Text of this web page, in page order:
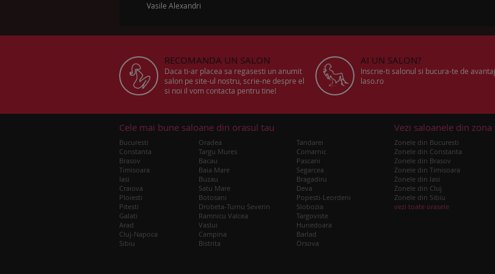
Vasile Alexandri
RECOMANDA UN SALON
Daca ti-ar placea sa regasesti un anumit
salon pe site-ul nostru, scrie-ne despre el
si noi il vom contacta pentru tine!
AI UN SALON?
Inscrie-ti salonul si bucura-te de
laso.ro
Cele mai bune saloane din orasul tau
Bucuresti
Constanta
Brasov
Timisoara
Iasi
Craiova
Ploiesti
Pitesti
Galati
Arad
Cluj-Napoca
Sibiu
Oradea
Targu Mures
Bacau
Baia Mare
Buzau
Satu Mare
Botosani
Drobeta-Turnu Severin
Ramnicu Valcea
Vaslui
Campina
Bistrita
Tandarei
Comarnic
Pascani
Segarcea
Bragadiru
Deva
Popesti-Leordeni
Slobozia
Targoviste
Hunedoara
Barlad
Orsova
Vezi saloanele din zona
Zonele din Bucuresti
Zonele din Constanta
Zonele din Brasov
Zonele din Timisoara
Zonele din Iasi
Zonele din Cluj
Zonele din Sibiu
vezi toate orasele